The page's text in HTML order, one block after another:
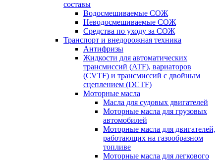
составы
Водосмешиваемые СОЖ
Неводосмешиваемые СОЖ
Средства по уходу за СОЖ
Транспорт и внедорожная техника
Антифризы
Жидкости для автоматических
трансмиссий (ATF), вариаторов
(CVTF) и трансмиссий с двойным
сцеплением (DCTF)
Моторные масла
Масла для судовых двигателей
Моторные масла для грузовых
автомобилей
Моторные масла для двигателей,
работающих на газообразном
топливе
Моторные масла для легкового